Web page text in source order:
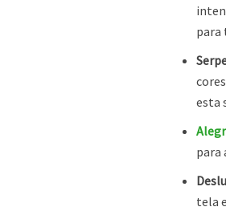
para
esta
para
tela